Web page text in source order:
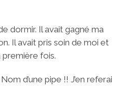
dormir. Il avait gagné ma
Il avait pris soin de moi et
première fois.
d’une pipe !! J’en referai